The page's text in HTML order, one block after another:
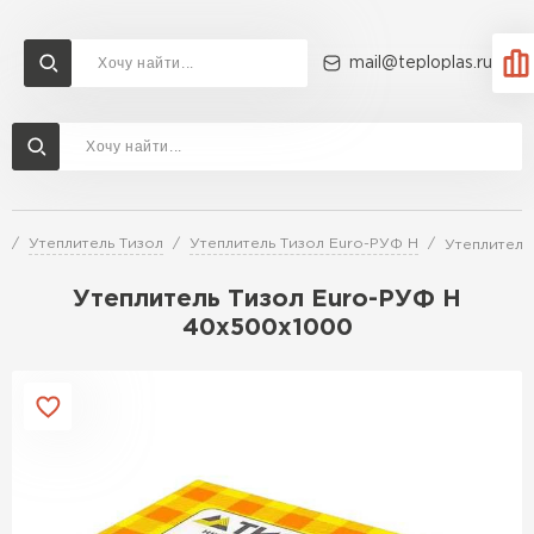
mail@teploplas.ru
Утеплитель Тизол Утеплитель Тизол Euro-РУФ Н
Утеплитель Тизол Euro-РУФ Н
40х500х1000
Доставка и оплата
Утеплитель Ветонит
Утеплитель Технониколь
Утеплитель Rockwool